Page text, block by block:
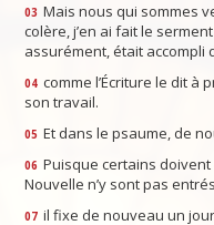
03 Mais nous qui sommes
colère, j’en ai fait le
assurément, était
04 comme l’Écriture le dit à
son travail.
05 Et dans le psaume, de
06 Puisque certains
Nouvelle n’y sont pas
07 il fixe de nouveau un